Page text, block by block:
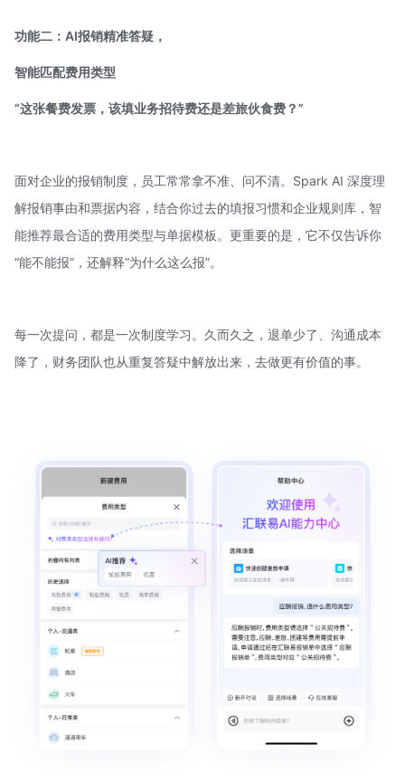
功能二：AI报销精准答疑，
智能匹配费用类型
“这张餐费发票，该填业务招待费还是差旅伙食费？”
面对企业的报销制度，员工常常拿不准、问不清。Spark AI 深度理
解报销事由和票据内容，结合你过去的填报习惯和企业规则库，智
能推荐最合适的费用类型与单据模板。更重要的是，它不仅告诉你
“能不能报”，还解释“为什么这么报”。
每一次提问，都是一次制度学习。久而久之，退单少了、沟通成本
降了，财务团队也从重复答疑中解放出来，去做更有价值的事。